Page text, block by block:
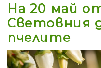
На 20 май
Световния
пчелите